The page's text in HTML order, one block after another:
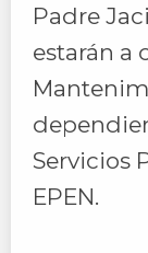
Padre
estarán a
Servicios
EPEN.